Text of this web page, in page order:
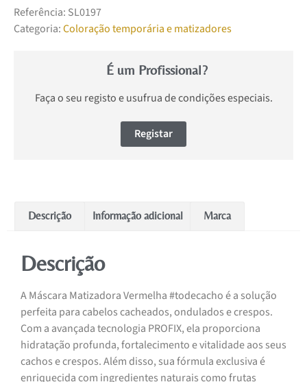
Referência: SL0197
Categoria:Coloração temporária e matizadores
É um Profissional?
Faça o seu registo e usufrua de condições especiais.
Registar
Descrição Informação adicional Marca
Descrição
A Máscara Matizadora Vermelha #todecacho é a solução
perfeita para cabelos cacheados, ondulados e crespos.
Com a avançada tecnologia PROFIX, ela proporciona
hidratação profunda, fortalecimento e vitalidade aos seus
cachos e crespos. Além disso, sua fórmula exclusiva é
enriquecida com ingredientes naturais como frutas